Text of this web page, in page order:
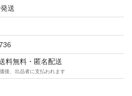
送
料無料・匿名配送
後、出品者に支払われます